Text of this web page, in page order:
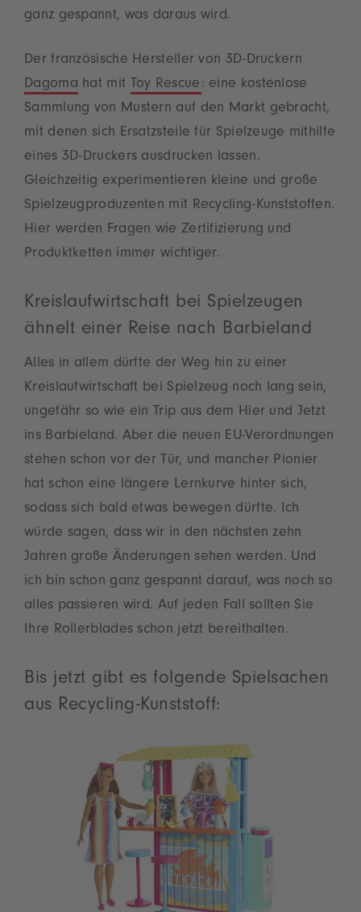
ganz gespannt, was daraus wird.
Der französische Hersteller von 3D-Druckern
Dagoma hat mit Toy Rescue : eine kostenlose
Sammlung von Mustern auf den Markt gebracht,
mit denen sich Ersatzsteile für Spielzeuge mithilfe
eines 3D-Druckers ausdrucken lassen.
Gleichzeitig experimentieren kleine und große
Spielzeugproduzenten mit Recycling-Kunststoffen.
Hier werden Fragen wie Zertifizierung und
Produktketten immer wichtiger.
Kreislaufwirtschaft bei Spielzeugen
ähnelt einer Reise nach Barbieland
Alles in allem dürfte der Weg hin zu einer
Kreislaufwirtschaft bei Spielzeug noch lang sein,
ungefähr so wie ein Trip aus dem Hier und Jetzt
ins Barbieland. Aber die neuen EU-Verordnungen
stehen schon vor der Tür, und mancher Pionier
hat schon eine längere Lernkurve hinter sich,
sodass sich bald etwas bewegen dürfte. Ich
würde sagen, dass wir in den nächsten zehn
Jahren große Änderungen sehen werden. Und
ich bin schon ganz gespannt darauf, was noch so
alles passieren wird. Auf jeden Fall sollten Sie
Ihre Rollerblades schon jetzt bereithalten.
Bis jetzt gibt es folgende Spielsachen
aus Recycling-Kunststoff: